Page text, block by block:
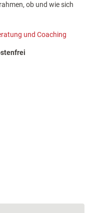
ob und wie sich
und Coaching